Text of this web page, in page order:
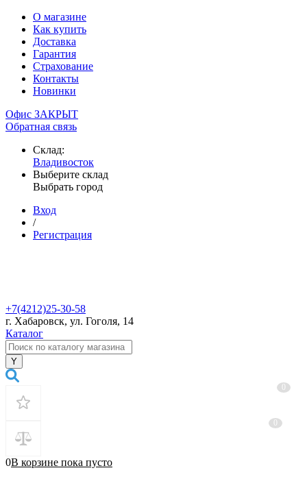
О магазине
Как купить
Доставка
Гарантия
Страхование
Контакты
Новинки
Офис ЗАКРЫТ
Обратная связь
Склад:
Владивосток
Выберите склад
Выбрать город
Вход
/
Регистрация
+7(4212)25-30-58
г. Хабаровск, ул. Гоголя, 14
Каталог
0В корзине пока пусто